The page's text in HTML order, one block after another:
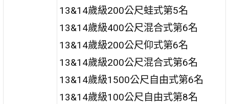
13&14歲級200公尺蛙式第5名
13&14歲級400公尺混合式第6名
13&14歲級200公尺仰式第6名
13&14歲級200公尺混合式第6名
13&14歲級1500公尺自由式第6名
13&14歲級100公尺自由式第8名